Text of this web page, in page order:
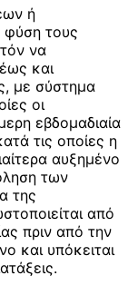
ή
φύση τους
να
και
με σύστημα
οι
εβδομαδιαία
τις οποίες η
αυξημένο
των
της
από
πριν από την
και υπόκειται